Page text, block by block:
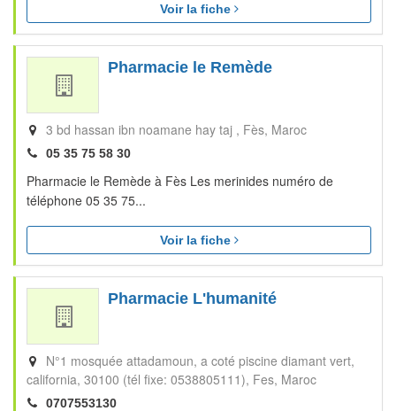
Voir la fiche
Pharmacie le Remède
3 bd hassan ibn noamane hay taj Fès Maroc
05 35 75 58 30
Pharmacie le Remède à Fès Les merinides numéro de
téléphone 05 35 75...
Voir la fiche
Pharmacie L'humanité
N°1 mosquée attadamoun, a coté piscine diamant vert,
california, 30100 (tél fixe: 0538805111) Fes Maroc
0707553130